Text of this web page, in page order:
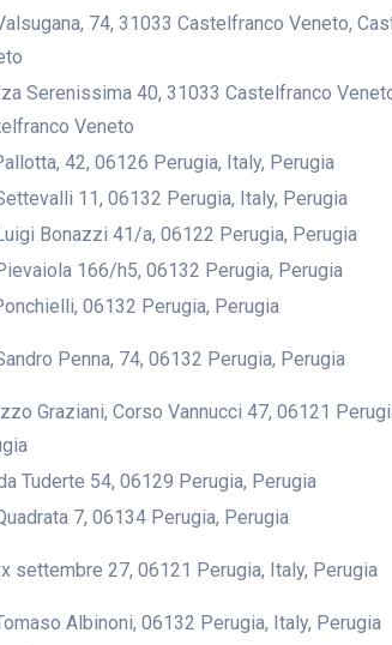
74, 31033 Castelfranco Veneto,
Serenissima 40, 31033 Castelfranco
Veneto
42, 06126 Perugia, Italy, Perugia
11, 06132 Perugia, Italy, Perugia
Bonazzi 41/a, 06122 Perugia, Perugia
166/h5, 06132 Perugia, Perugia
06132 Perugia, Perugia
Penna, 74, 06132 Perugia, Perugia
Graziani, Corso Vannucci 47, 06121
Tuderte 54, 06129 Perugia, Perugia
7, 06134 Perugia, Perugia
settembre 27, 06121 Perugia, Italy, Perugia
Albinoni, 06132 Perugia, Italy, Perugia